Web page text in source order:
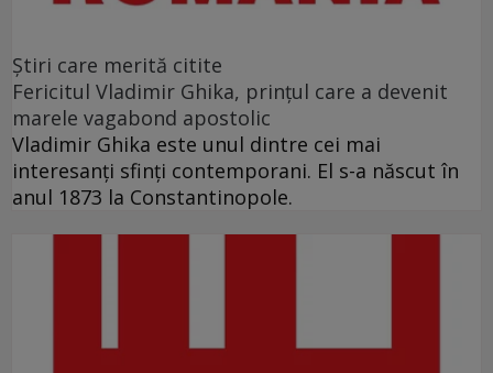
Ştiri care merită citite
Fericitul Vladimir Ghika, prințul care a devenit
marele vagabond apostolic
Vladimir Ghika este unul dintre cei mai
interesanți sfinți contemporani. El s-a născut în
anul 1873 la Constantinopole.